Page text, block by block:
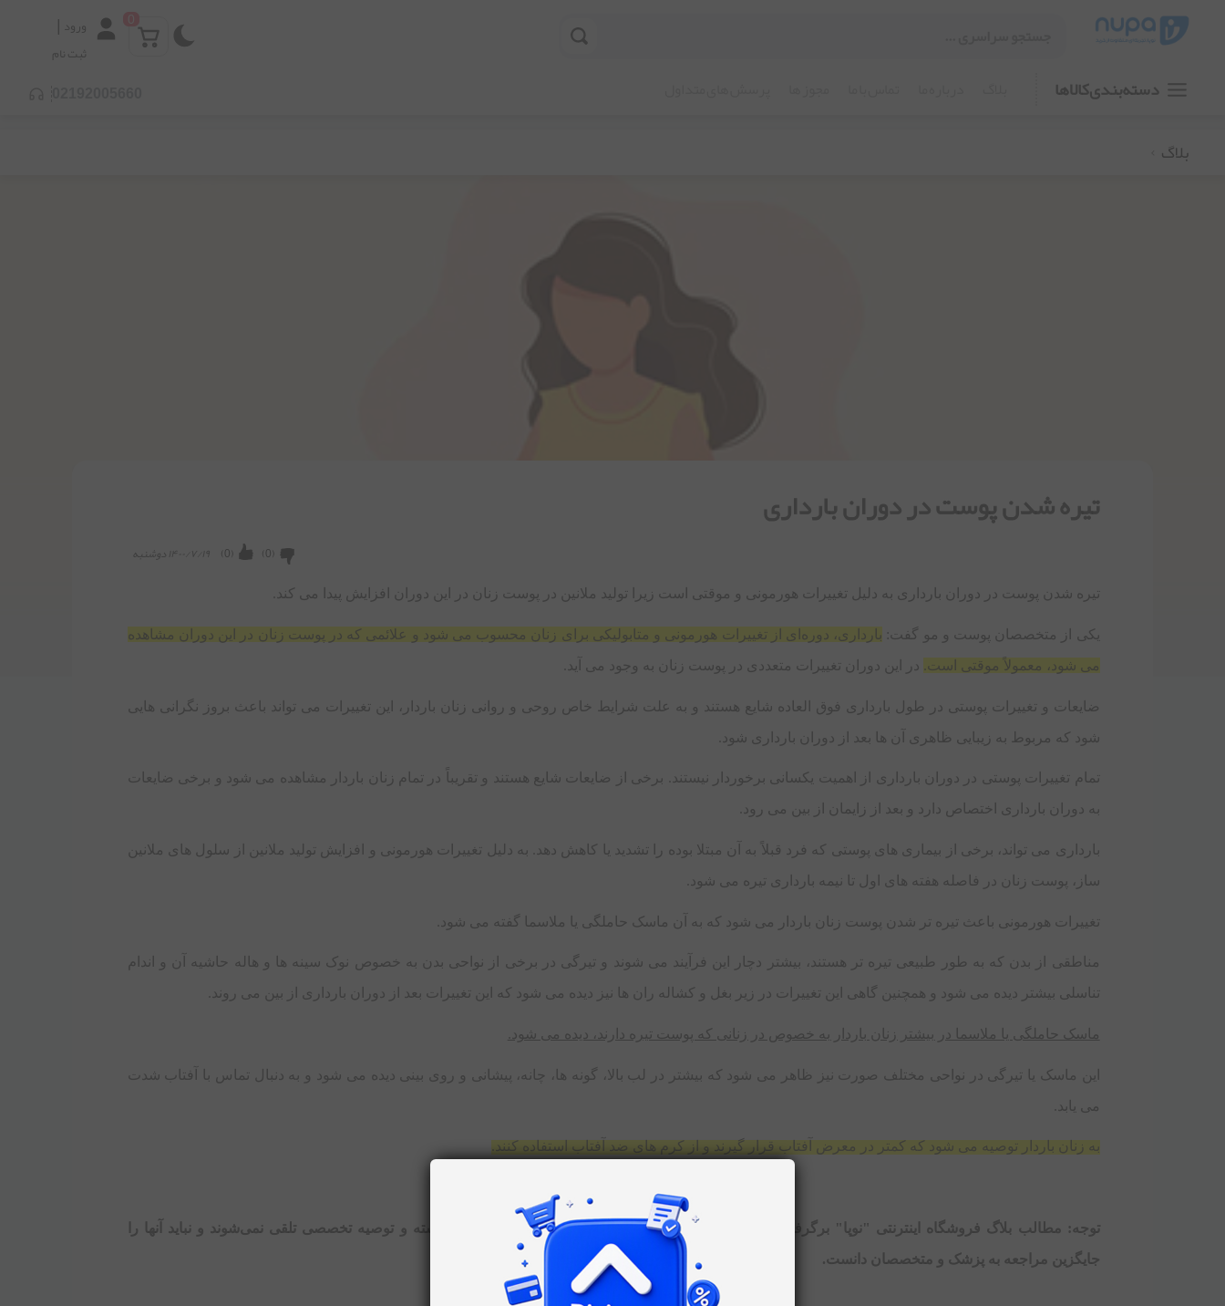
ورود |
ثبت نام
دسته بندی کالا ها
بلاگ
تیره شدن پوست در دوران بارداری
۱۴۰۰/۷/۱۹ دوشنبه (
0
) (
0
)
تیره شدن پوست در دوران بارداری به دلیل تغییرات هورمونی و موقتی است زیرا تولید ملانین در پوست زنان در این دوران افزایش پیدا می ‌کند.
یکی از متخصصان پوست و مو گفت: بارداری، دوره‌ای از تغییرات هورمونی و متابولیکی برای زنان محسوب می ‌شود و علائمی که در پوست زنان در این دوران مشاهده
می ‌شود، معمولاً موقتی است. در این دوران تغییرات متعددی در پوست زنان به وجود می ‌آید.
ضایعات و تغییرات پوستی در طول بارداری فوق العاده شایع هستند و به علت شرایط خاص روحی و روانی زنان باردار، این تغییرات می ‌تواند باعث بروز نگرانی ‌هایی
شود که مربوط به زیبایی ظاهری آن ها بعد از دوران بارداری شود.
تمام تغییرات پوستی در دوران بارداری از اهمیت یکسانی برخوردار نیستند. برخی از ضایعات شایع هستند و تقریباً در تمام زنان باردار مشاهده می‌ شود و برخی ضایعات
به دوران بارداری اختصاص دارد و بعد از زایمان از بین می ‌رود.
بارداری می‌ تواند، برخی از بیماری‌ های پوستی که فرد قبلاً به آن مبتلا بوده را تشدید یا کاهش دهد. به دلیل تغییرات هورمونی و افزایش تولید ملانین از سلول ‌های ملانین
ساز، پوست زنان در فاصله هفته‌ های اول تا نیمه بارداری تیره می‌ شود.
تغییرات هورمونی باعث تیره تر شدن پوست زنان باردار می ‌شود که به آن ماسک حاملگی یا ملاسما گفته می ‌شود.
مناطقی از بدن که به طور طبیعی تیره تر هستند، بیشتر دچار این فرآیند می ‌شوند و تیرگی در برخی از نواحی بدن به خصوص نوک سینه ‌ها و هاله حاشیه آن و اندام
تناسلی بیشتر دیده می ‌شود و همچنین گاهی این تغییرات در زیر بغل و کشاله ران‌ ها نیز دیده می ‌شود که این تغییرات بعد از دوران بارداری از بین می ‌روند.
ماسک حاملگی یا ملاسما در بیشتر زنان باردار به خصوص در زنانی که پوست تیره دارند، دیده می ‌شود.
این ماسک یا تیرگی در نواحی مختلف صورت نیز ظاهر می‌ شود که بیشتر در لب بالا، گونه‌ ها، چانه، پیشانی و روی بینی دیده می ‌شود و به دنبال تماس با آفتاب شدت
می ‌یابد.
به زنان باردار توصیه می ‌شود که کمتر در معرض آفتاب قرار گیرند و از کرم‌ های ضد آفتاب استفاده کنند.
توجه: مطالب بلاگ فروشگاه اینترنتی "نوپا" برگرفته از منابع داخلی و بین المللی است، جنبه اطلاع رسانی داشته و توصیه تخصصی تلقی نمی‌شوند و نباید آنها را
جایگزین مراجعه به پزشک و متخصصان دانست.